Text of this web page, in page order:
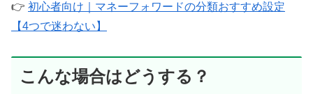
👉 初心者向け｜マネーフォワードの分類おすすめ設定
【4つで迷わない】
こんな場合はどうする？